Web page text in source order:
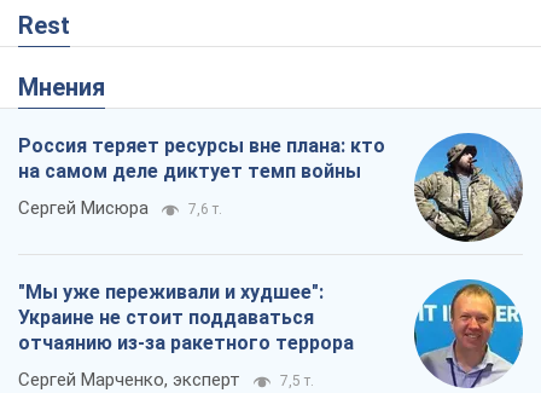
Rest
Мнения
Россия теряет ресурсы вне плана: кто
на самом деле диктует темп войны
Сергей Мисюра 7,6 т.
"Мы уже переживали и худшее":
Украине не стоит поддаваться
отчаянию из-за ракетного террора
Сергей Марченко, эксперт 7,5 т.